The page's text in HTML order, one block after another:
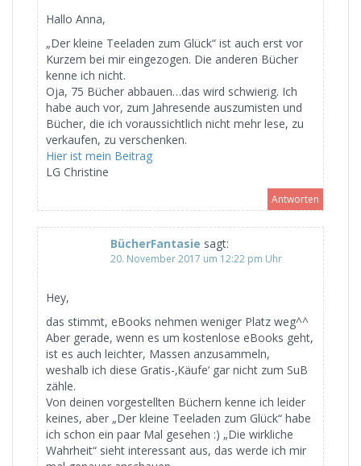
Hallo Anna,
„Der kleine Teeladen zum Glück“ ist auch erst vor
Kurzem bei mir eingezogen. Die anderen Bücher
kenne ich nicht.
Oja, 75 Bücher abbauen…das wird schwierig. Ich
habe auch vor, zum Jahresende auszumisten und
Bücher, die ich voraussichtlich nicht mehr lese, zu
verkaufen, zu verschenken.
Hier ist mein Beitrag
LG Christine
Antworten
BücherFantasie sagt:
20. November 2017 um 12:22 pm Uhr
Hey,
das stimmt, eBooks nehmen weniger Platz weg^^
Aber gerade, wenn es um kostenlose eBooks geht,
ist es auch leichter, Massen anzusammeln,
weshalb ich diese Gratis-‚Käufe‘ gar nicht zum SuB
zähle.
Von deinen vorgestellten Büchern kenne ich leider
keines, aber „Der kleine Teeladen zum Glück“ habe
ich schon ein paar Mal gesehen :) „Die wirkliche
Wahrheit“ sieht interessant aus, das werde ich mir